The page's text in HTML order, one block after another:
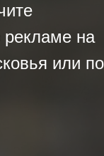
рекламе на
или по